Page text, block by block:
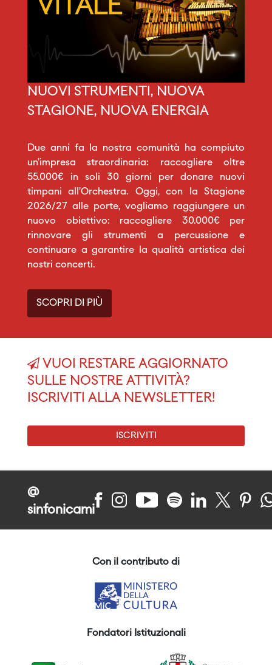
NUOVI STRUMENTI, NUOVA
STAGIONE, NUOVA ENERGIA
Due anni fa la nostra comunità ha compiuto
un’impresa straordinaria: raccogliere oltre
55.000€ in soli 30 giorni per donare nuovi
timpani all’Orchestra. Oggi, con la Stagione
2026/27 alle porte, vogliamo raggiungere un
nuovo obiettivo: raccogliere 30.000€ per
rinnovare gli strumenti a percussione e
continuare a garantire la qualità artistica dei
nostri concerti.
SCOPRI DI PIÙ
VUOI RESTARE AGGIORNATO
SULLE NOSTRE ATTIVITÀ?
ISCRIVITI ALLA NEWSLETTER!
ISCRIVITI
@
sinfonicami
Con il contributo di
Fondatori Istituzionali